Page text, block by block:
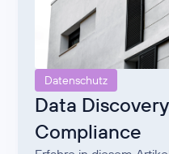
Datenschutz
Data
Compliance